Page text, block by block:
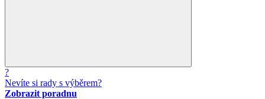
?
Nevíte si rady s výběrem?
Zobrazit poradnu